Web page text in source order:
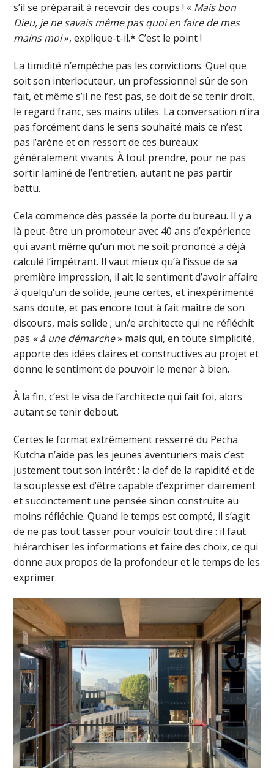
s’il se préparait à recevoir des coups ! « Mais bon
Dieu, je ne savais même pas quoi en faire de mes
mains moi», explique-t-il.* C’est le point !
La timidité n’empêche pas les convictions. Quel que
soit son interlocuteur, un professionnel sûr de son
fait, et même s’il ne l’est pas, se doit de se tenir droit,
le regard franc, ses mains utiles. La conversation n’ira
pas forcément dans le sens souhaité mais ce n’est
pas l’arène et on ressort de ces bureaux
généralement vivants. À tout prendre, pour ne pas
sortir laminé de l’entretien, autant ne pas partir
battu.
Cela commence dès passée la porte du bureau. Il y a
là peut-être un promoteur avec 40 ans d’expérience
qui avant même qu’un mot ne soit prononcé a déjà
calculé l’impétrant. Il vaut mieux qu’à l’issue de sa
première impression, il ait le sentiment d’avoir affaire
à quelqu’un de solide, jeune certes, et inexpérimenté
sans doute, et pas encore tout à fait maître de son
discours, mais solide ; un/e architecte qui ne réfléchit
pas « à une démarche» mais qui, en toute simplicité,
apporte des idées claires et constructives au projet et
donne le sentiment de pouvoir le mener à bien.
À la fin, c’est le visa de l’architecte qui fait foi, alors
autant se tenir debout.
Certes le format extrêmement resserré du Pecha
Kutcha n’aide pas les jeunes aventuriers mais c’est
justement tout son intérêt : la clef de la rapidité et de
la souplesse est d’être capable d’exprimer clairement
et succinctement une pensée sinon construite au
moins réfléchie. Quand le temps est compté, il s’agit
de ne pas tout tasser pour vouloir tout dire : il faut
hiérarchiser les informations et faire des choix, ce qui
donne aux propos de la profondeur et le temps de les
exprimer.